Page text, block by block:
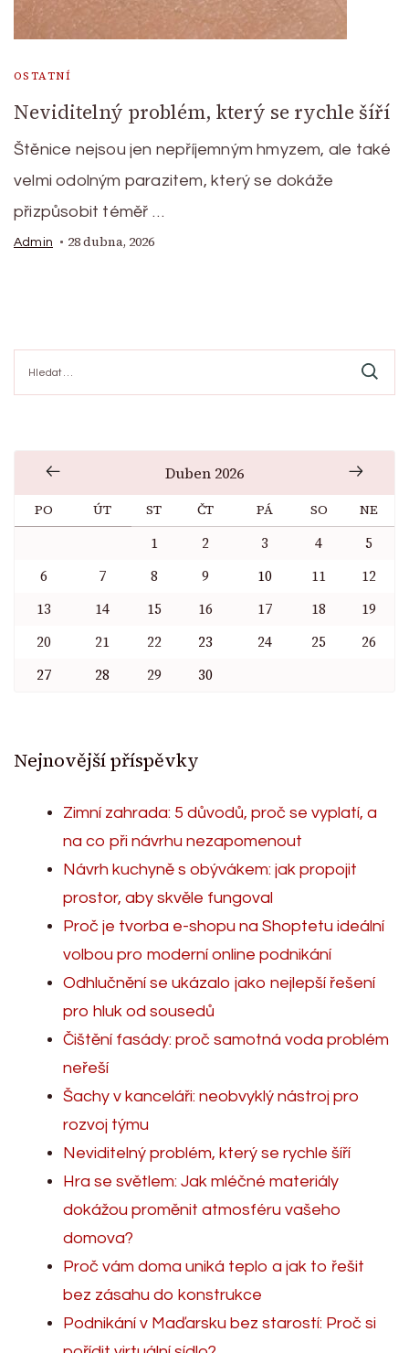
OSTATNÍ
Neviditelný problém, který se rychle šíří
Štěnice nejsou jen nepříjemným hmyzem, ale také
velmi odolným parazitem, který se dokáže
přizpůsobit téměř …
Admin 28 dubna, 2026
Duben 2026
PO ÚT ST ČT PÁ SO NE
1 2 3 4
5
6
7 8 9 10 11
12
13
14 15 16 17 18
19
20
21 22 23 24 25
26
27
28 29 30
Nejnovější příspěvky
Zimní zahrada: 5 důvodů, proč se vyplatí, a
na co při návrhu nezapomenout
Návrh kuchyně s obývákem: jak propojit
prostor, aby skvěle fungoval
Proč je tvorba e-shopu na Shoptetu ideální
volbou pro moderní online podnikání
Odhlučnění se ukázalo jako nejlepší řešení
pro hluk od sousedů
Čištění fasády: proč samotná voda problém
neřeší
Šachy v kanceláři: neobvyklý nástroj pro
rozvoj týmu
Neviditelný problém, který se rychle šíří
Hra se světlem: Jak mléčné materiály
dokážou proměnit atmosféru vašeho
domova?
Proč vám doma uniká teplo a jak to řešit
bez zásahu do konstrukce
Podnikání v Maďarsku bez starostí: Proč si